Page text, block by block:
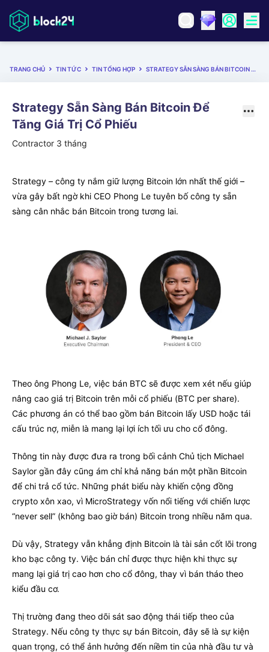
TRANG CHỦ TIN TỨC TIN TỔNG HỢP STRATEGY SẴN SÀNG BÁN BITCOIN ĐỂ TĂNG GIÁ TRỊ CỔ PHIẾU
Strategy Sẵn Sàng Bán Bitcoin Để
Tăng Giá Trị Cổ Phiếu
Contractor 3 tháng
Strategy – công ty nắm giữ lượng Bitcoin lớn nhất thế giới –
vừa gây bất ngờ khi CEO Phong Le tuyên bố công ty sẵn
sàng cân nhắc bán Bitcoin trong tương lai.
Theo ông Phong Le, việc bán BTC sẽ được xem xét nếu giúp
nâng cao giá trị Bitcoin trên mỗi cổ phiếu (BTC per share).
Các phương án có thể bao gồm bán Bitcoin lấy USD hoặc tái
cấu trúc nợ, miễn là mang lại lợi ích tối ưu cho cổ đông.
Thông tin này được đưa ra trong bối cảnh Chủ tịch Michael
Saylor gần đây cũng ám chỉ khả năng bán một phần Bitcoin
để chi trả cổ tức. Những phát biểu này khiến cộng đồng
crypto xôn xao, vì MicroStrategy vốn nổi tiếng với chiến lược
“never sell” (không bao giờ bán) Bitcoin trong nhiều năm qua.
Dù vậy, Strategy vẫn khẳng định Bitcoin là tài sản cốt lõi trong
kho bạc công ty. Việc bán chỉ được thực hiện khi thực sự
mang lại giá trị cao hơn cho cổ đông, thay vì bán tháo theo
kiểu đầu cơ.
Thị trường đang theo dõi sát sao động thái tiếp theo của
Strategy. Nếu công ty thực sự bán Bitcoin, đây sẽ là sự kiện
quan trọng, có thể ảnh hưởng đến niềm tin của nhà đầu tư và